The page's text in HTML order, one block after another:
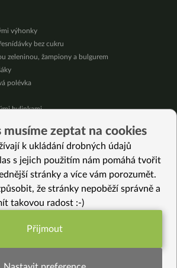
výhonky
bez cukru
zeleninou, žampiony a bulgurem
polévka
bylinkami
krémem
želé
krok za krokem
musíme zeptat na cookies
k ukládání drobných údajů
s jejich použitím nám pomáhá tvořit
stránky a více vám porozumět.
že stránky nepoběží správně a
takovou radost :-)
potřebujeme (vždy
Přijmout